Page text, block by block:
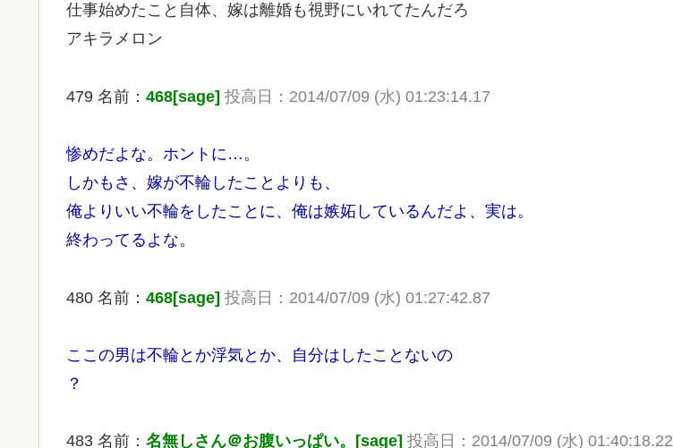
仕事始めたこと自体、嫁は離婚も視野にいれてたんだろ
アキラメロン
479 名前： 468[sage] 投高日：2014/07/09 (水) 01:23:14.17
惨めだよな。ホントに…。
しかもさ、嫁が不輪したことよりも、
俺よりいい不輪をしたことに、俺は嫉妬しているんだよ、実は。
終わってるよな。
480 名前： 468[sage] 投高日：2014/07/09 (水) 01:27:42.87
ここの男は不輪とか浮気とか、自分はしたことないの
？
483 名前： 名無しさん＠お腹いっぱい。[sage] 投高日：2014/07/09 (水) 01:40:18.22